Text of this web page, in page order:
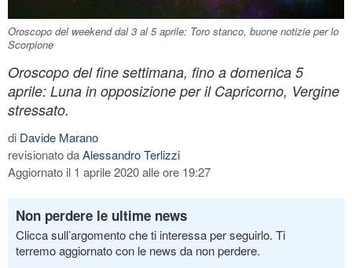
Oroscopo del weekend dal 3 al 5 aprile: Toro stanco, buone notizie per lo
Scorpione
Oroscopo del fine settimana, fino a domenica 5
aprile: Luna in opposizione per il Capricorno, Vergine
stressato.
di Davide Marano
revisionato daAlessandro Terlizzi
Aggiornato il 1 aprile 2020 alle ore 19:27
Non perdere le ultime news
Clicca sull’argomento che ti interessa per seguirlo. Ti
terremo aggiornato con le news da non perdere.